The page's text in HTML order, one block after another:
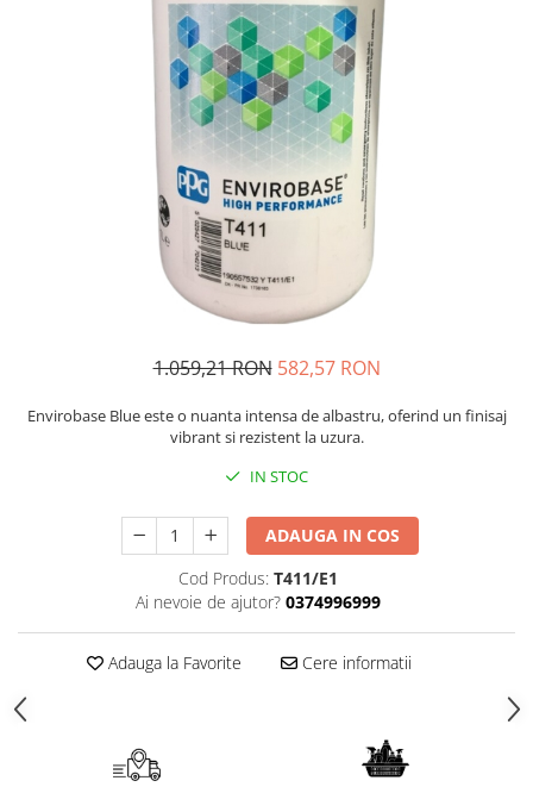
Sisteme si pahare PPS
1.059,21 RON 582,57 RON
Envirobase Blue este o nuanta intensa de albastru, oferind un finisaj
vibrant si rezistent la uzura.
IN STOC
ADAUGA IN COS
Cod Produs: T411/E1
Ai nevoie de ajutor? 0374996999
Adauga la Favorite Cere informatii